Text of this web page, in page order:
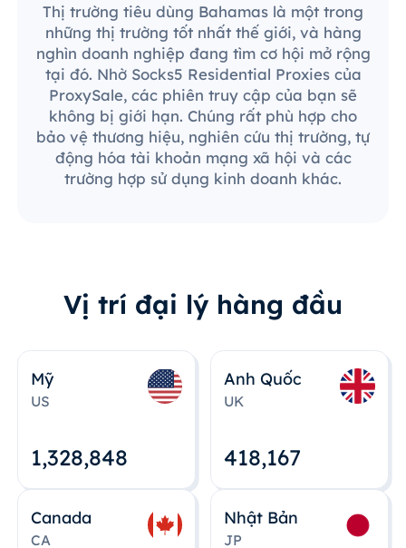
Thị trường tiêu dùng Bahamas là một trong
những thị trường tốt nhất thế giới, và hàng
nghìn doanh nghiệp đang tìm cơ hội mở rộng
tại đó. Nhờ Socks5 Residential Proxies của
ProxySale, các phiên truy cập của bạn sẽ
không bị giới hạn. Chúng rất phù hợp cho
bảo vệ thương hiệu, nghiên cứu thị trường, tự
động hóa tài khoản mạng xã hội và các
trường hợp sử dụng kinh doanh khác.
Vị trí đại lý hàng đầu
Mỹ
US
1,328,848
Anh Quốc
UK
418,167
Canada
CA
Nhật Bản
JP